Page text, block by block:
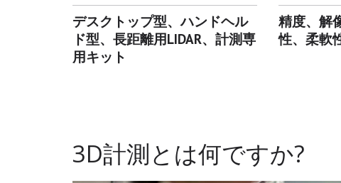
デスクトップ型、ハンドヘル
ド型、長距離用LIDAR、計測専
用キット
精度、解
性、柔軟
3D計測とは何ですか?